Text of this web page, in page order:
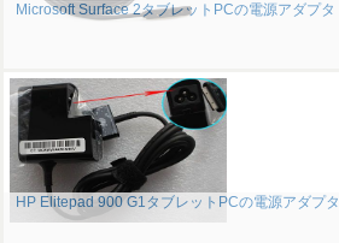
Microsoft Surface 2タブレットPCの電源アダプタ
HP Elitepad 900 G1タブレットPCの電源アダプタ